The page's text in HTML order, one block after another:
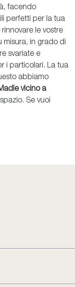
facendo
perfetti per la tua
le vostre
in grado di
svariate e
i particolari. La tua
abbiamo
vicino a
Se vuoi